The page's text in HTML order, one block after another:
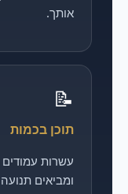
אותך.
📝
תוכן בכמות
עשרות
ומביאים